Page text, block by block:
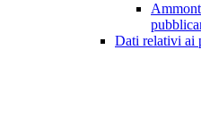
Dati relativi ai